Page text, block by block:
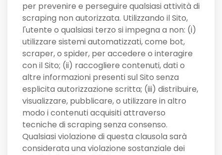
per prevenire e perseguire qualsiasi attività di
scraping non autorizzata. Utilizzando il Sito,
l'utente o qualsiasi terzo si impegna a non: (i)
utilizzare sistemi automatizzati, come bot,
scraper, o spider, per accedere o interagire
con il Sito; (ii) raccogliere contenuti, dati o
altre informazioni presenti sul Sito senza
esplicita autorizzazione scritta; (iii) distribuire,
visualizzare, pubblicare, o utilizzare in altro
modo i contenuti acquisiti attraverso
tecniche di scraping senza consenso.
Qualsiasi violazione di questa clausola sarà
considerata una violazione sostanziale dei